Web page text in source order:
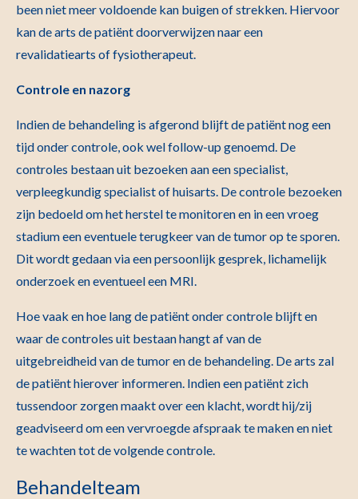
been niet meer voldoende kan buigen of strekken. Hiervoor
kan de arts de patiënt doorverwijzen naar een
revalidatiearts of fysiotherapeut.
Controle en nazorg
Indien de behandeling is afgerond blijft de patiënt nog een
tijd onder controle, ook wel follow-up genoemd. De
controles bestaan uit bezoeken aan een specialist,
verpleegkundig specialist of huisarts. De controle bezoeken
zijn bedoeld om het herstel te monitoren en in een vroeg
stadium een eventuele terugkeer van de tumor op te sporen.
Dit wordt gedaan via een persoonlijk gesprek, lichamelijk
onderzoek en eventueel een MRI.
Hoe vaak en hoe lang de patiënt onder controle blijft en
waar de controles uit bestaan hangt af van de
uitgebreidheid van de tumor en de behandeling. De arts zal
de patiënt hierover informeren. Indien een patiënt zich
tussendoor zorgen maakt over een klacht, wordt hij/zij
geadviseerd om een vervroegde afspraak te maken en niet
te wachten tot de volgende controle.
Behandelteam